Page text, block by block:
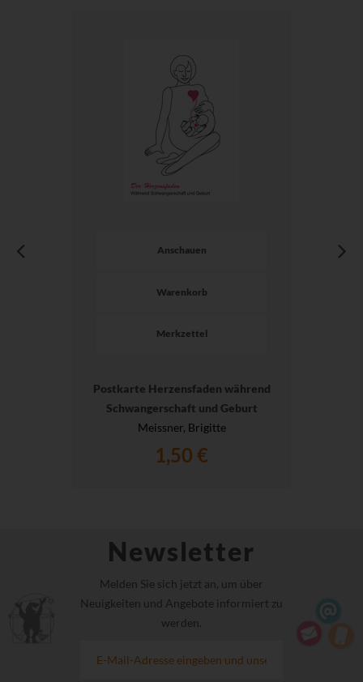
Anschauen
Warenkorb
Merkzettel
Postkarte Herzensfaden während
Schwangerschaft und Geburt
Meissner, Brigitte
1,50 €
Newsletter
Melden Sie sich jetzt an, um über
Neuigkeiten und Angebote informiert zu
werden.